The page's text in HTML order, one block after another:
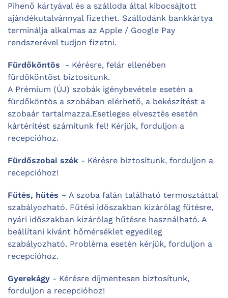
Pihenő kártyával és a szálloda által kibocsájtott
ajándékutalvánnyal fizethet. Szállodánk bankkártya
terminálja alkalmas az Apple / Google Pay
rendszerével tudjon fizetni.
Fürdőköntös - Kérésre, felár ellenében
fürdőköntöst biztosítunk.
A Prémium (ÚJ) szobák igénybevétele esetén a
fürdőköntös a szobában elérhető, a bekészítést a
szobaár tartalmazza.Esetleges elvesztés esetén
kártérítést számítunk fel! Kérjük, forduljon a
recepcióhoz.
Fürdőszobai szék - Kérésre biztosítunk, forduljon a
recepcióhoz!
Fűtés, hűtés – A szoba falán található termosztáttal
szabályozható. Fűtési időszakban kizárólag fűtésre,
nyári időszakban kizárólag hűtésre használható. A
beállítani kívánt hőmérséklet egyedileg
szabályozható. Probléma esetén kérjük, forduljon a
recepcióhoz.
Gyerekágy - Kérésre díjmentesen biztosítunk,
forduljon a recepcióhoz!